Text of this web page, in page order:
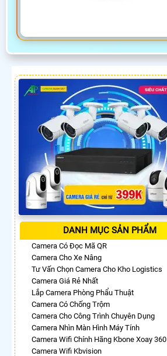
DANH MỤC SẢN PHẨM
Camera Có Đọc Mã QR
Camera Cho Xe Nâng
Tư Vấn Chọn Camera Cho Kho Logistics
Camera Giá Rẻ Nhất
Lắp Camera Phòng Phẩu Thuật
Camera Có Chống Trộm
Camera Cho Công Trình Chuyên Dụng
Camera Nhìn Màn Hình Máy Tính
Camera Wifi Chính Hãng Kbone Xoay 360
Camera Wifi Kbvision